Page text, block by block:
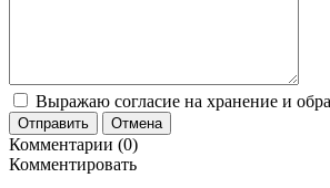
Выражаю согласие на хранение и
Отправить Отмена
Комментарии (0)
Комментировать